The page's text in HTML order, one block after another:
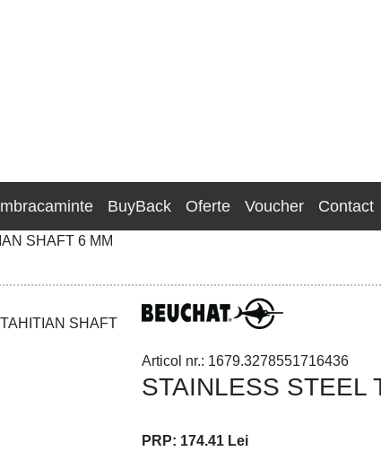
BuyBack Oferte Voucher Contact
SHAFT 6 MM
Articol nr.: 1679.3278551716436
STAINLESS STEEL
PRP: 174.41 Lei